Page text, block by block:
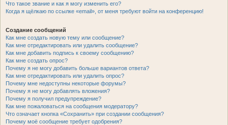
Что такое звание и как я могу изменить его?
Когда я щёлкаю по ссылке «email», от меня требуют войти на конференцию!
Создание сообщений
Как мне создать новую тему или сообщение?
Как мне отредактировать или удалить сообщение?
Как мне добавить подпись к своему сообщению?
Как мне создать опрос?
Почему я не могу добавить больше вариантов ответа?
Как мне отредактировать или удалить опрос?
Почему мне недоступны некоторые форумы?
Почему я не могу добавлять вложения?
Почему я получил предупреждение?
Как мне пожаловаться на сообщения модератору?
Что означает кнопка «Сохранить» при создании сообщения?
Почему моё сообщение требует одобрения?